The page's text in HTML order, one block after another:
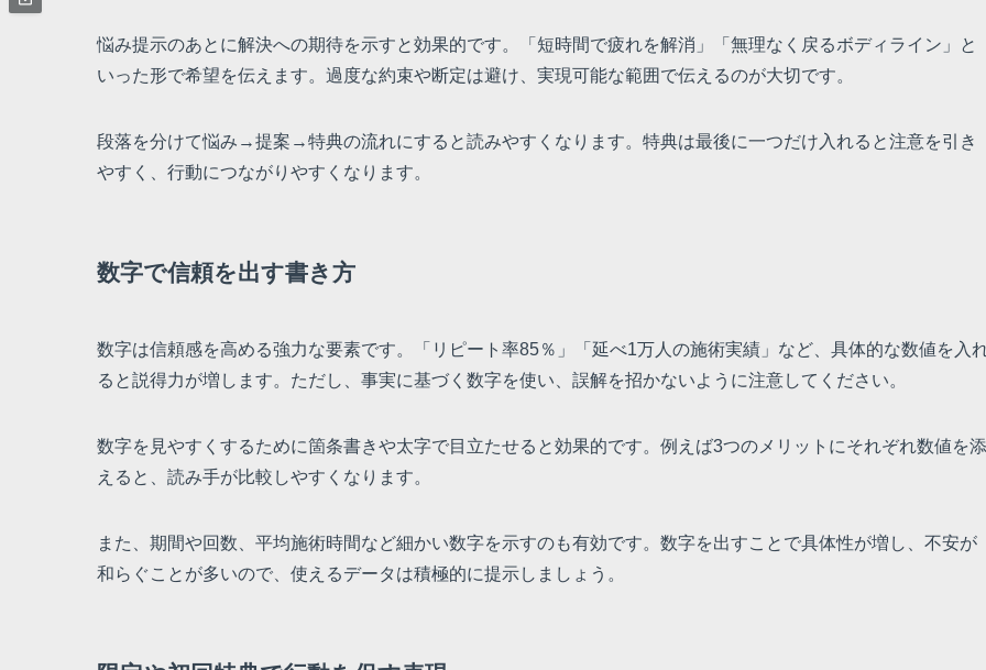
悩み提示のあとに解決への期待を示すと効果的です。「短時間で疲れを解消」「無理なく戻るボディライン」と
いった形で希望を伝えます。過度な約束や断定は避け、実現可能な範囲で伝えるのが大切です。
段落を分けて悩み→提案→特典の流れにすると読みやすくなります。特典は最後に一つだけ入れると注意を引き
やすく、行動につながりやすくなります。
数字で信頼を出す書き方
数字は信頼感を高める強力な要素です。「リピート率85％」「延べ1万人の施術実績」など、具体的な数値を入
ると説得力が増します。ただし、事実に基づく数字を使い、誤解を招かないように注意してください。
数字を見やすくするために箇条書きや太字で目立たせると効果的です。例えば3つのメリットにそれぞれ数値を添
えると、読み手が比較しやすくなります。
また、期間や回数、平均施術時間など細かい数字を示すのも有効です。数字を出すことで具体性が増し、不安が
和らぐことが多いので、使えるデータは積極的に提示しましょう。